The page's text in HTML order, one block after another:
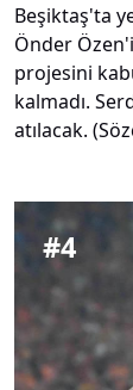
Beşiktaş'ta
Önder
projesini
kalmadı.
atılacak.
#4